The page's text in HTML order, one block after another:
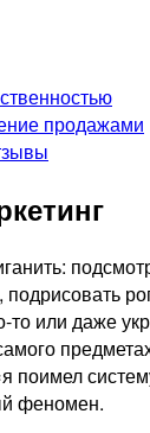
продажами
то или даже
поимел
феномен.